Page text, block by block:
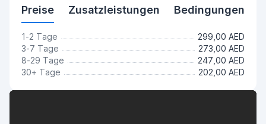
Preise Zusatzleistungen Bedingungen
1-2 Tage
299,00 AED
3-7 Tage
273,00 AED
8-29 Tage
247,00 AED
30+ Tage
202,00 AED